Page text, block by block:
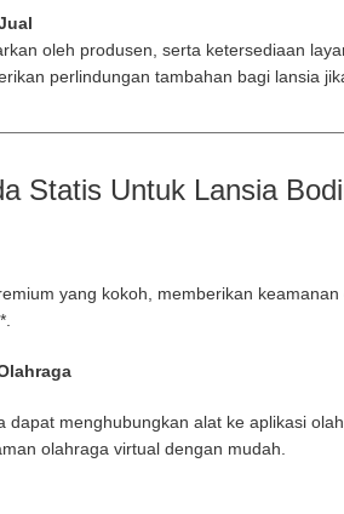
oleh produsen, serta ketersediaan
perlindungan tambahan bagi lansia
Statis Untuk Lansia
yang kokoh, memberikan
dapat menghubungkan alat ke aplikasi
olahraga virtual dengan mudah.